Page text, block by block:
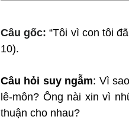
Câu gốc: “Tôi vì con tôi
10).
Câu hỏi suy ngẫm: Vì
lê-môn? Ông nài xin vì
thuận cho nhau?